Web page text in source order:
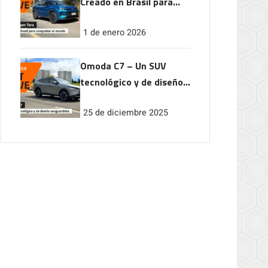
1 de enero 2026
Omoda C7 – Un SUV
tecnológico y de diseño
25 de diciembre 2025